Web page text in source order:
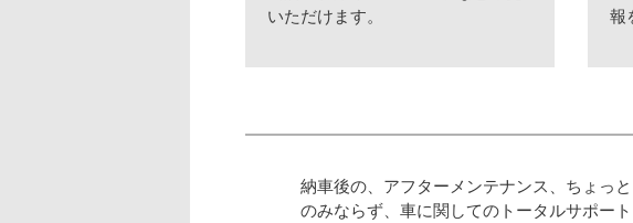
いただけます。
報
納車後の、アフターメンテナンス、ちょっ
のみならず、車に関してのトータルサポート